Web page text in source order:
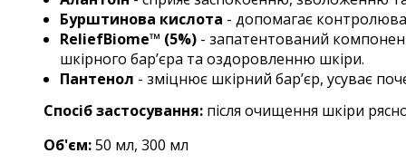
Бурштинова кислота - допомагає
ReliefBiome™ (5%)- запатентований
шкірного бар’єра та оздоровленню шкіри.
Пантенол - зміцнює шкірний бар’єр, усуває
Спосіб застосування: після очищення шкіри
Об'єм:50 мл, 300 мл